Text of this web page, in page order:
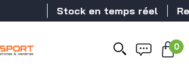
Stock en temps réel
0